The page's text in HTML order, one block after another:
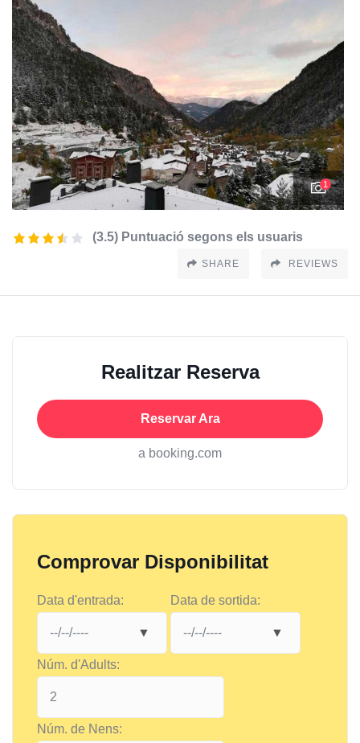
1
(3.5) Puntuació segons els usuaris
SHARE REVIEWS
Realitzar Reserva
Reservar Ara
a booking.com
Comprovar Disponibilitat
Data d'entrada: Data de sortida:
Núm. d'Adults:
Núm. de Nens: